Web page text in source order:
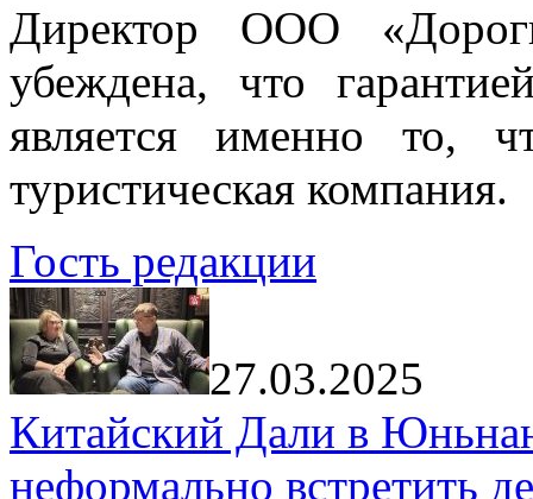
Директор ООО
убеждена, что
является именно то,
туристическая компания.
Гость редакции
27.03.2025
Китайский Дали в
неформально встретить